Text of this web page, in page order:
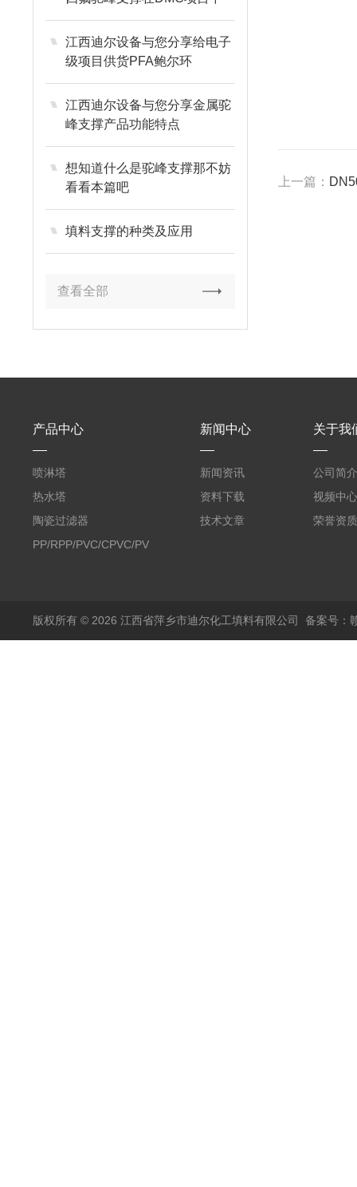
的关键运用与技术优势
江西迪尔设备与您分享给电子
级项目供货PFA鲍尔环
江西迪尔设备与您分享金属驼
峰支撑产品功能特点
想知道什么是驼峰支撑那不妨
看看本篇吧
填料支撑的种类及应用
查看全部
上一篇：
产品中心
喷淋塔
热水塔
陶瓷过滤器
PP/RPP/PVC/CPVC/PVDF
新闻中心
新闻资讯
资料下载
技术文章
关于我
公司简介
视频中心
荣誉资质
版权所有 © 2026 江西省萍乡市迪尔化工填料有限公司 备案号：